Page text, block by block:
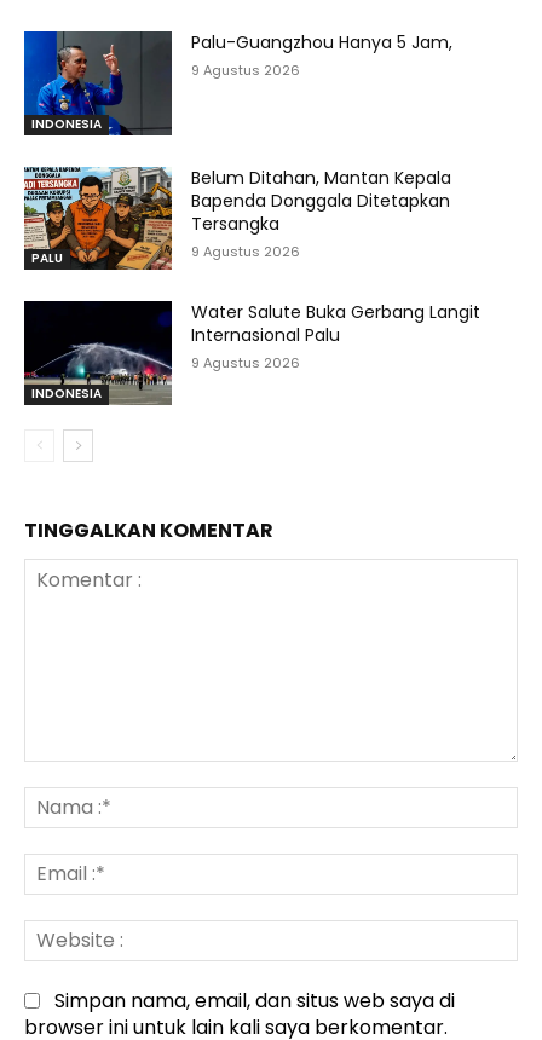
INDONESIA
Palu-Guangzhou Hanya 5 Jam,
9 Agustus 2026
PALU
Belum Ditahan, Mantan Kepala
Bapenda Donggala Ditetapkan
Tersangka
9 Agustus 2026
INDONESIA
Water Salute Buka Gerbang Langit
Internasional Palu
9 Agustus 2026
TINGGALKAN KOMENTAR
:*
:*
:
Simpan nama, email, dan situs web saya di
browser ini untuk lain kali saya berkomentar.